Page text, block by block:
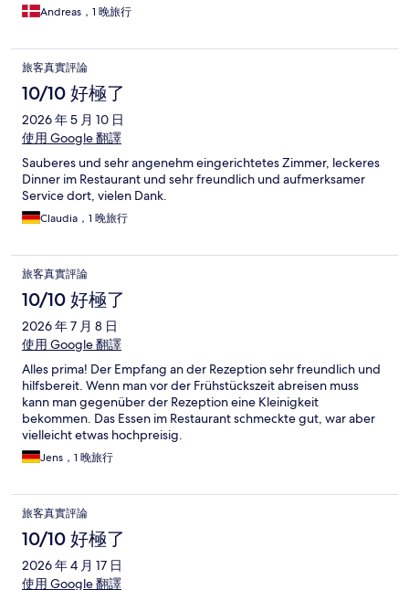
Andreas，1 晚旅行
旅客真實評論
10/10 好極了
2026 年 5 月 10 日
使用 Google 翻譯
Sauberes und sehr angenehm eingerichtetes Zimmer, leckeres
Dinner im Restaurant und sehr freundlich und aufmerksamer
Service dort, vielen Dank.
Claudia，1 晚旅行
旅客真實評論
10/10 好極了
2026 年 7 月 8 日
使用 Google 翻譯
Alles prima! Der Empfang an der Rezeption sehr freundlich und
hilfsbereit. Wenn man vor der Frühstückszeit abreisen muss
kann man gegenüber der Rezeption eine Kleinigkeit
bekommen. Das Essen im Restaurant schmeckte gut, war aber
vielleicht etwas hochpreisig.
Jens，1 晚旅行
旅客真實評論
10/10 好極了
2026 年 4 月 17 日
使用 Google 翻譯